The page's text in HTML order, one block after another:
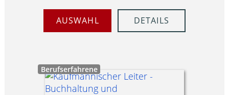
AUSWAHL DETAILS
Berufserfahrene